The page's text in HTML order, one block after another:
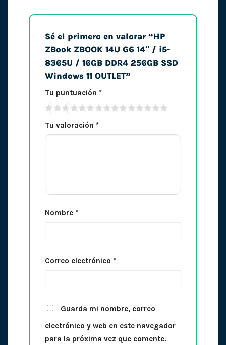
Sé el primero en valorar “HP
ZBook ZBOOK 14U G6 14″ / i5-
8365U / 16GB DDR4 256GB SSD
Windows 11 OUTLET”
Tu puntuación *
Tu valoración *
Nombre *
Correo electrónico *
Guarda mi nombre, correo
electrónico y web en este navegador
para la próxima vez que comente.